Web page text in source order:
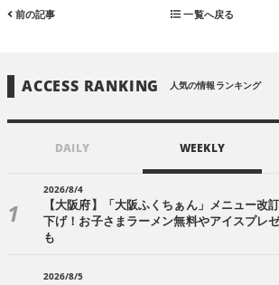
前の記事 一覧へ戻る
ACCESS RANKING 人気の情報ランキング
DAILY WEEKLY
2026/8/4
【大阪府】「大阪ふくちぁん」メニュー改
下げ！お子さまラーメン無料やアイスプレ
も
2026/8/5